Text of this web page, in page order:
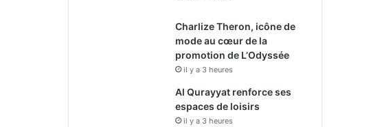
Charlize Theron, icône de
mode au cœur de la
promotion de L’Odyssée
il y a 3 heures
Al Qurayyat renforce ses
espaces de loisirs
il y a 3 heures